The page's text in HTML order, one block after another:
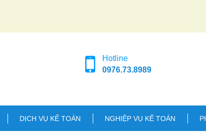
Hotline
0976.73.8989
DỊCH VỤ KẾ TOÁN NGHIỆP VỤ KẾ TOÁN